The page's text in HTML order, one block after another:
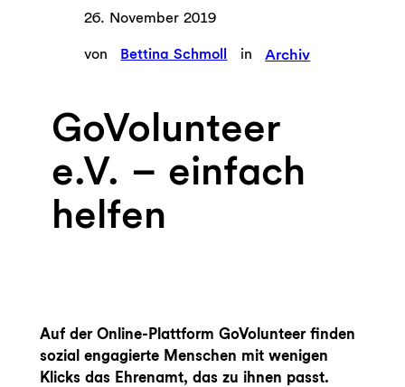
26. November 2019
von Bettina Schmoll in Archiv
GoVolunteer
e.V. – einfach
helfen
Auf der Online-Plattform GoVolunteer finden
sozial engagierte Menschen mit wenigen
Klicks das Ehrenamt, das zu ihnen passt.